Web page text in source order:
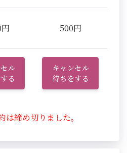
500円
ル
る
キャンセル
待ちをする
は締め切りました。